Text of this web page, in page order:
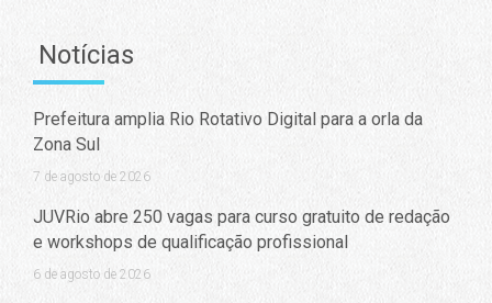
Notícias
Prefeitura amplia Rio Rotativo Digital para a orla da
Zona Sul
7 de agosto de 2026
JUVRio abre 250 vagas para curso gratuito de redação
e workshops de qualificação profissional
6 de agosto de 2026